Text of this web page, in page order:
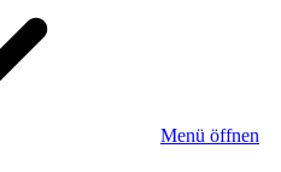
Menü öffnen